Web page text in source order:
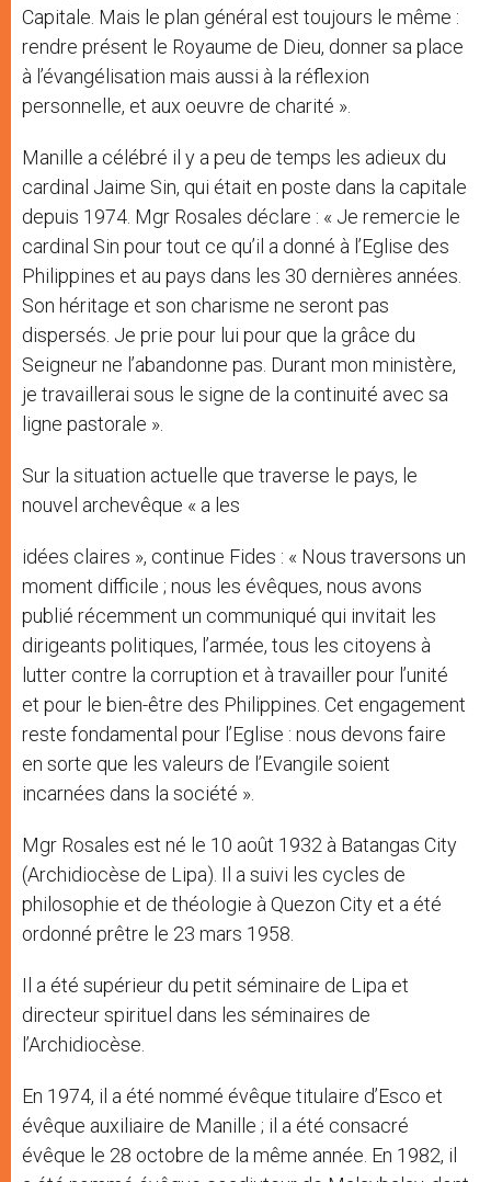
Capitale. Mais le plan général est toujours le même :
rendre présent le Royaume de Dieu, donner sa place
à l’évangélisation mais aussi à la réflexion
personnelle, et aux oeuvre de charité ».
Manille a célébré il y a peu de temps les adieux du
cardinal Jaime Sin, qui était en poste dans la capitale
depuis 1974. Mgr Rosales déclare : « Je remercie le
cardinal Sin pour tout ce qu’il a donné à l’Eglise des
Philippines et au pays dans les 30 dernières années.
Son héritage et son charisme ne seront pas
dispersés. Je prie pour lui pour que la grâce du
Seigneur ne l’abandonne pas. Durant mon ministère,
je travaillerai sous le signe de la continuité avec sa
ligne pastorale ».
Sur la situation actuelle que traverse le pays, le
nouvel archevêque « a les
idées claires », continue Fides : « Nous traversons un
moment difficile ; nous les évêques, nous avons
publié récemment un communiqué qui invitait les
dirigeants politiques, l’armée, tous les citoyens à
lutter contre la corruption et à travailler pour l’unité
et pour le bien-être des Philippines. Cet engagement
reste fondamental pour l’Eglise : nous devons faire
en sorte que les valeurs de l’Evangile soient
incarnées dans la société ».
Mgr Rosales est né le 10 août 1932 à Batangas City
(Archidiocèse de Lipa). Il a suivi les cycles de
philosophie et de théologie à Quezon City et a été
ordonné prêtre le 23 mars 1958.
Il a été supérieur du petit séminaire de Lipa et
directeur spirituel dans les séminaires de
l’Archidiocèse.
En 1974, il a été nommé évêque titulaire d’Esco et
évêque auxiliaire de Manille ; il a été consacré
évêque le 28 octobre de la même année. En 1982, il